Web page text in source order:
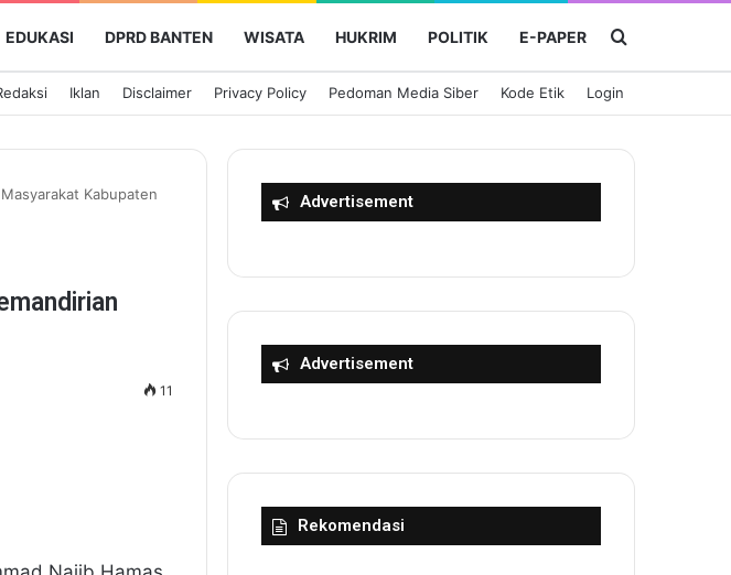
EDUKASI DPRD BANTEN WISATA HUKRIM POLITIK E-PAPER Cari Berita
Iklan Disclaimer Privacy Policy Pedoman Media Siber Kode Etik Login
Kabupaten
11
Advertisement
Advertisement
Rekomendasi